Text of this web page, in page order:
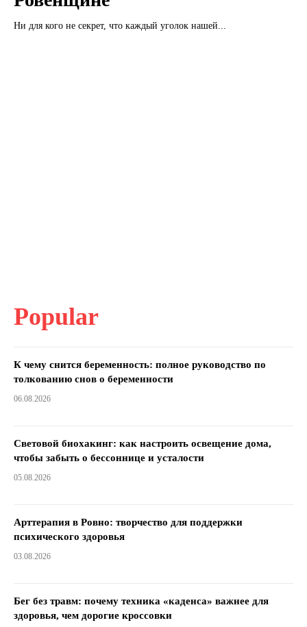
Ни для кого не секрет, что каждый уголок нашей...
Popular
К чему снится беременность: полное руководство по
толкованию снов о беременности
06.08.2026
Световой биохакинг: как настроить освещение дома,
чтобы забыть о бессоннице и усталости
05.08.2026
Арттерапия в Ровно: творчество для поддержки
психического здоровья
03.08.2026
Бег без травм: почему техника «каденса» важнее для
здоровья, чем дорогие кроссовки